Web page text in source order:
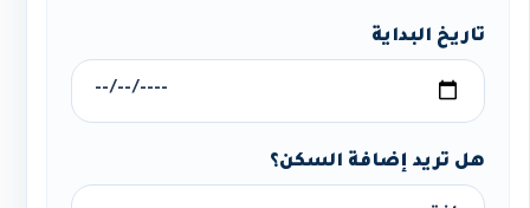
تاريخ البداية
هل تريد إضافة السكن؟